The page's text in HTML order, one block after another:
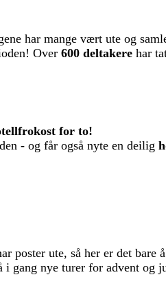
har mange vært ute og
Over 600 deltakere har
for to!
- og får også nyte en deilig
poster ute, så her er det bare
gang nye turer for advent og